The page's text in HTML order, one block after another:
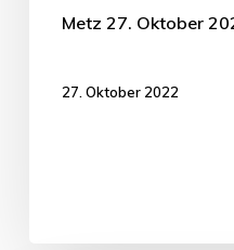
Metz 27. Oktober
27. Oktober 2022